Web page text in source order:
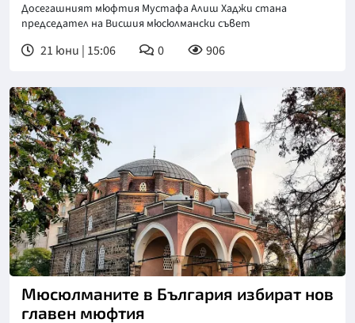
Досегашният мюфтия Мустафа Алиш Хаджи стана
председател на Висшия мюсюлмански съвет
21 юни | 15:06 0 906
Мюсюлманите в България избират нов
главен мюфтия